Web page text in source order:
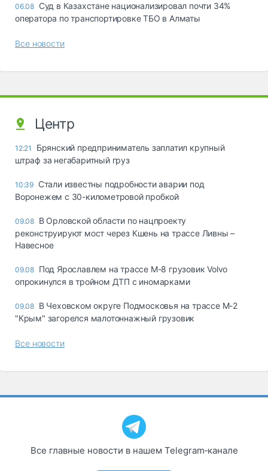
06.08 Суд в Казахстане национализировал почти 34%
оператора по транспортировке ТБО в Алматы
Все новости
Центр
12:21
Брянский предприниматель заплатил крупный
штраф за негабаритный груз
10:39 Стали известны подробности аварии под
Воронежем с 30-километровой пробкой
09.08 В Орловской области по нацпроекту
реконструируют мост через Кшень на трассе Ливны –
Навесное
09.08 Под Ярославлем на трассе М-8 грузовик Volvo
опрокинулся в тройном ДТП с иномарками
09.08 В Чеховском округе Подмосковья на трассе М-2
"Крым" загорелся малотоннажный грузовик
Все новости
Все главные новости в нашем Telegram‑канале